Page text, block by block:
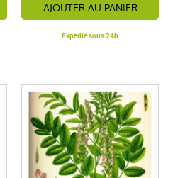
AJOUTER AU PANIER
Expédié sous 24h